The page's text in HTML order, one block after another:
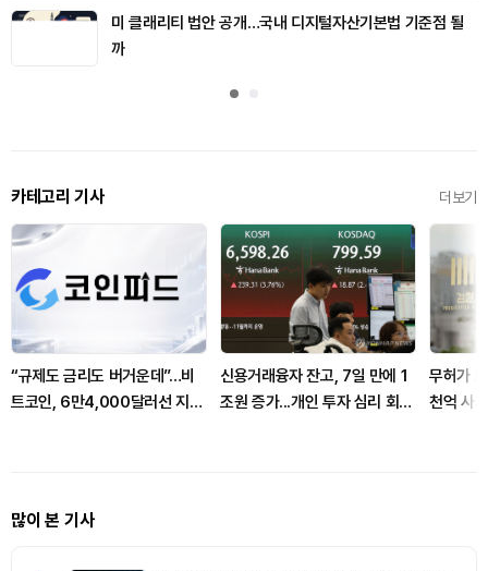
미 클래리티 법안 공개…국내 디지털자산기본법 기준점 될
까
카테고리 기사 더보기
“규제도 금리도 버거운데”…비
트코인, 6만4,000달러선 지켰
신용거래융자 잔고, 7일 만에 1
조원 증가...개인 투자 심리 회복
무허가
천억 사
많이 본 기사